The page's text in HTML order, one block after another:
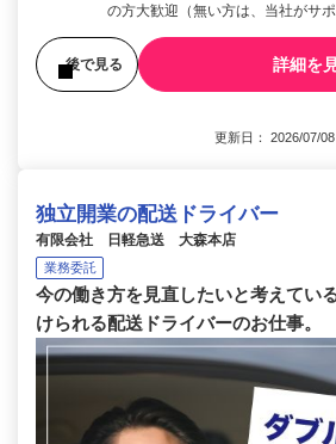
の方大歓迎（無い方は、当社がサポ
後で見る 詳細を
更新日： 2026/07/
独立開業の配送ドライバー
有限会社 日軽急送 大森本店
業務委託
今の働き方を見直したいと考えてい
けられる配送ドライバーのお仕事。